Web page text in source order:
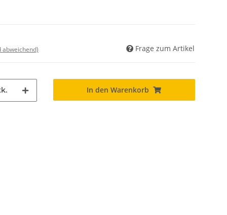
abweichend) Frage zum Artikel
In den Warenkorb